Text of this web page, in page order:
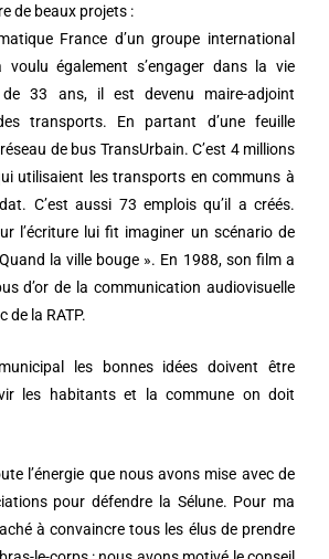
de beaux projets :
France d’un groupe international
également s’engager dans la vie
de 33 ans, il est devenu maire-adjoint
transports. En partant d’une feuille
de bus TransUrbain. C’est 4 millions
utilisaient les transports en communs à
C’est aussi 73 emplois qu’il a créés.
l’écriture lui fit imaginer un scénario de
la ville bouge ». En 1988, son film a
d’or de la communication audiovisuelle
de la RATP.
les bonnes idées doivent être
les habitants et la commune on doit
l’énergie que nous avons mise avec de
pour défendre la Sélune. Pour ma
à convaincre tous les élus de prendre